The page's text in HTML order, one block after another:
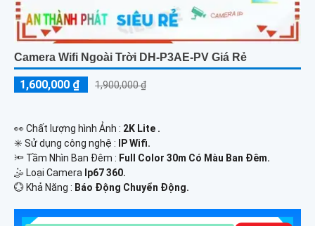
Camera Wifi Ngoài Trời DH-P3AE-PV Giá Rẻ
1,600,000 ₫ 1,900,000 ₫
️👀 Chất lượng hình Ảnh : 2K Lite .
✳️ Sử dụng công nghệ :
IP Wifi.
🔦 Tầm Nhìn Ban Đêm : Full Color 30m Có Màu Ban Ðêm.
🤹 Loại Camera Ip67 360.
️💮 Khả Năng : Báo Động Chuyển Động.